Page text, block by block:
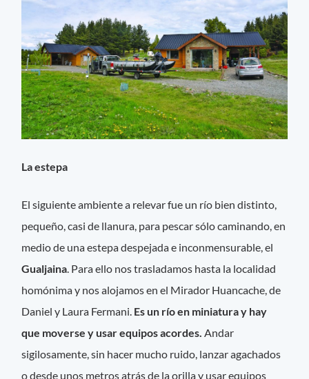
La estepa
El siguiente ambiente a relevar fue un río bien distinto,
pequeño, casi de llanura, para pescar sólo caminando, en
medio de una estepa despejada e inconmensurable, el
Gualjaina. Para ello nos trasladamos hasta la localidad
homónima y nos alojamos en el Mirador Huancache, de
Daniel y Laura Fermani. Es un río en miniatura y hay
que moverse y usar equipos acordes. Andar
sigilosamente, sin hacer mucho ruido, lanzar agachados
o desde unos metros atrás de la orilla y usar equipos